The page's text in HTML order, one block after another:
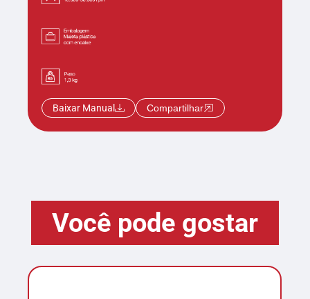
Baixar Manual Compartilhar
Você pode gostar